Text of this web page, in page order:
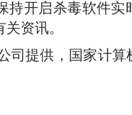
持开启杀毒软件
资讯。
司提供，国家计